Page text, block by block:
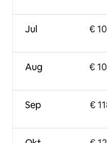
Jul
Aug
Sep
€
€
€